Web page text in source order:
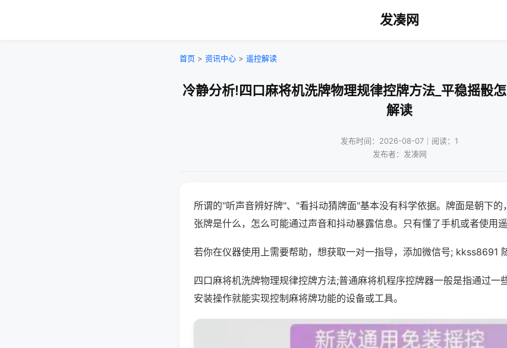
发凑网
首页 > 资讯中心 > 遥控解读
冷静分析!四口麻将机洗牌物理规律控牌方法_平稳摇骰
解读
发布时间：2026-08-07｜阅读：1
发布者：发凑网
所谓的"听声音辨好牌"、"看抖动猜牌面"基本没有科学依据。牌面是朝下的
张牌是什么，怎么可能通过声音和抖动暴露信息。只有懂了手机或者使用遥
若你在仪器使用上需要帮助，想获取一对一指导，添加微信号; kkss8691
四口麻将机洗牌物理规律控牌方法;普通麻将机程序控牌器一般是指通过一
安装操作就能实现控制麻将牌功能的设备或工具。